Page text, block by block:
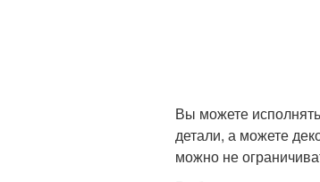
Вы можете
детали, а можете
можно не